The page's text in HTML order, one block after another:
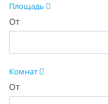
Площадь
От
Комнат
От